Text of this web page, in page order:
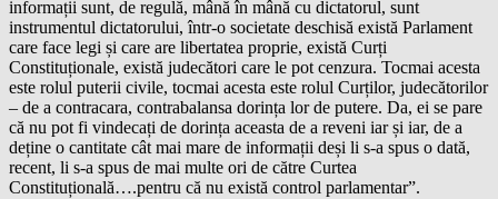
informații sunt, de regulă, mână în mână cu dictatorul, sunt
instrumentul dictatorului, într-o societate deschisă există Parlament
care face legi și care are libertatea proprie, există Curți
Constituționale, există judecători care le pot cenzura. Tocmai acesta
este rolul puterii civile, tocmai acesta este rolul Curților, judecătorilor
– de a contracara, contrabalansa dorința lor de putere. Da, ei se pare
că nu pot fi vindecați de dorința aceasta de a reveni iar și iar, de a
deține o cantitate cât mai mare de informații deși li s-a spus o dată,
recent, li s-a spus de mai multe ori de către Curtea
Constituțională….pentru că nu există control parlamentar”.